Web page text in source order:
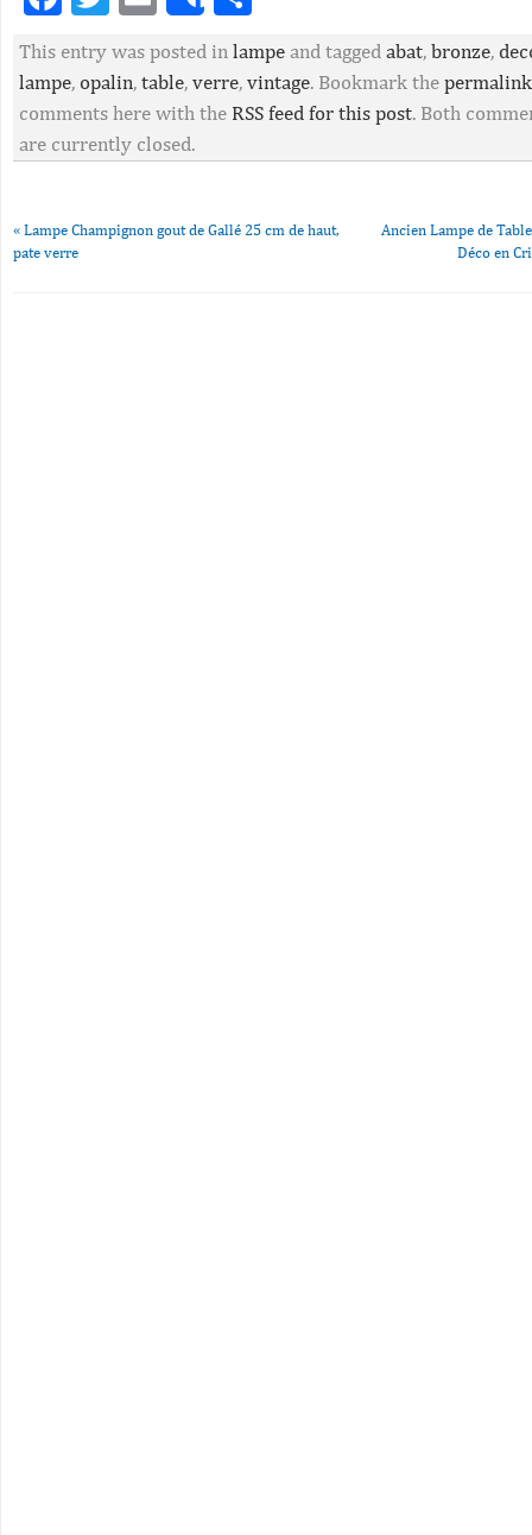
This entry was posted in lampe and tagged abat, bronze,
lampe, opalin, table, verre, vintage. Bookmark the permalink
comments here with the RSS feed for this post. Both
are currently closed.
« Lampe Champignon gout de Gallé 25 cm de haut,
pate verre
Ancien Lampe de
Déco en